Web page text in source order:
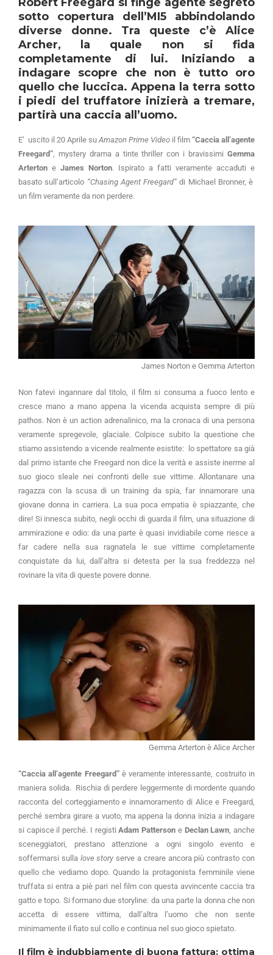
sotto copertura dell’MI5 abbindolando
diverse donne. Tra queste c’è Alice
Archer, la quale non si fida
completamente di lui. Iniziando a
indagare scopre che non è tutto oro
quello che luccica. Appena la terra sotto
i piedi del truffatore inizierà a tremare,
partirà una caccia all’uomo.
E’ uscito il 20 Aprile su Amazon Prime Video il film “Caccia all’agente
Freegard” , mystery drama a tinte thriller con i bravissimi Gemma
Arterton e James Norton. Ispirato a fatti veramente accaduti e
basato sull’articolo “Chasing Agent Freegard” di Michael Bronner, è
un film veramente da non perdere.
James Norton e Gemma Arterton
Non fatevi ingannare dal titolo, il film si consuma a fuoco lento e
cresce mano a mano appena la vicenda acquista sempre di più
pathos. Non è un action adrenalinico, ma la cronaca di una persona
veramente spregevole, glaciale. Colpisce subito la questione che
stiamo assistendo a vicende realmente esistite: lo spettatore sa già
dal primo istante che Freegard non dice la verità e assiste inerme al
suo gioco sleale nei confronti delle sue vittime. Allontanare una
ragazza con la scusa di un training da spia, far innamorare una
giovane donna in carriera. La sua poca empatia è spiazzante, che
dire! Si innesca subito, negli occhi di guarda il film, una situazione di
ammirazione e odio: da una parte è quasi invidiabile come riesce a
far cadere nella sua ragnatela le sue vittime completamente
conquistate da lui, dall’altra si detesta per la sua freddezza nel
rovinare la vita di queste povere donne.
Gemma Arterton è Alice Archer
“Caccia all’agente Freegard”è veramente interessante, costruito in
maniera solida. Rischia di perdere leggermente di mordente quando
racconta del corteggiamento e innamoramento di Alice e Freegard,
perché sembra girare a vuoto, ma appena la donna inizia a indagare
si capisce il perché. I registiAdam Patterson e Declan Lawn , anche
sceneggiatori, prestano attenzione a ogni singolo evento e
soffermarsi sulla love story serve a creare ancora più contrasto con
quello che vediamo dopo. Quando la protagonista femminile viene
truffata si entra a piè pari nel film con questa avvincente caccia tra
gatto e topo. Si formano due storyline: da una parte la donna che non
accetta di essere vittima, dall’altra l’uomo che non sente
minimamente il fiato sul collo e continua nel suo gioco spietato.
Il film è indubbiamente di buona fattura: ottima